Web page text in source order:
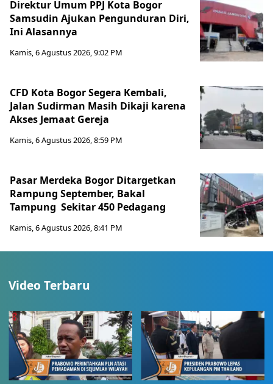
Direktur Umum PPJ Kota Bogor
Samsudin Ajukan Pengunduran Diri,
Ini Alasannya
Kamis, 6 Agustus 2026, 9:02 PM
CFD Kota Bogor Segera Kembali,
Jalan Sudirman Masih Dikaji karena
Akses Jemaat Gereja
Kamis, 6 Agustus 2026, 8:59 PM
Pasar Merdeka Bogor Ditargetkan
Rampung September, Bakal
Tampung Sekitar 450 Pedagang
Kamis, 6 Agustus 2026, 8:41 PM
Video Terbaru